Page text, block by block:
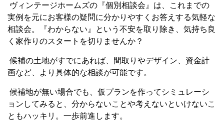
ヴィンテージホームズの『個別相談会』は、これまでの
実例を元にお客様の疑問に分かりやすくお答えする気軽な
相談会。『わからない』という不安を取り除き、気持ち良
く家作りのスタートを切りませんか？
候補の土地がすでにあれば、間取りやデザイン、資金計
画など、より具体的な相談が可能です。
候補地が無い場合でも、仮プランを作ってシミュレーシ
ョンしてみると、分からないことや考えないといけないこ
ともハッキリ。一歩前進します。